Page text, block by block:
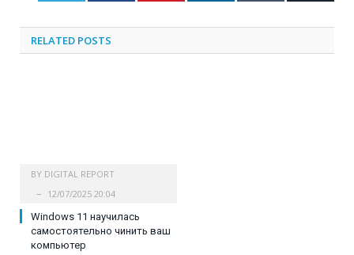
RELATED POSTS
BY DIGITAL REPORT
12/07/2025 20:04
Windows 11 научилась
самостоятельно чинить ваш
компьютер